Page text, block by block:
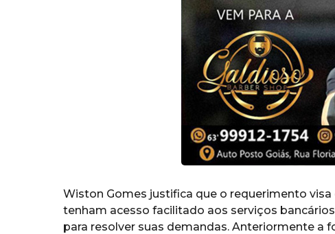
Wiston Gomes justifica que o requerimento
tenham acesso facilitado aos serviços
para resolver suas demandas. Anteriormente a